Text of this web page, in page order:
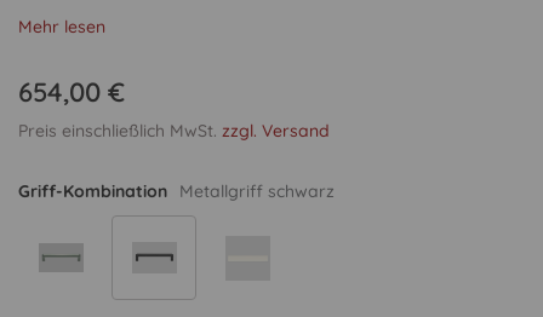
Mehr lesen
654,00 €
Preis einschließlich MwSt. zzgl. Versand
Griff-Kombination Metallgriff schwarz